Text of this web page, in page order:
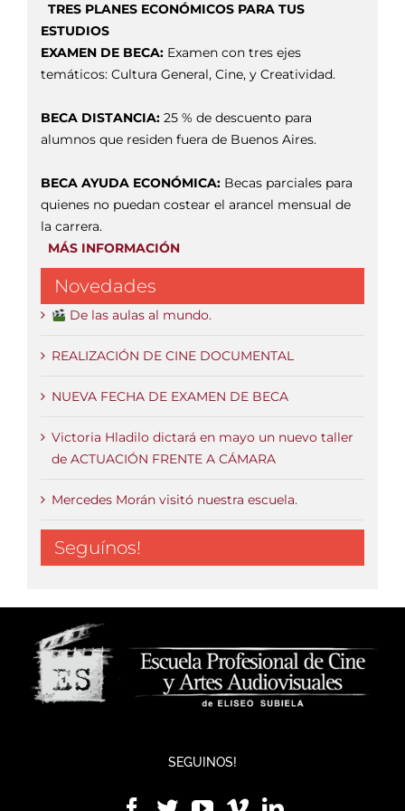
TRES PLANES ECONÓMICOS PARA TUS
ESTUDIOS
EXAMEN DE BECA: Examen con tres ejes
temáticos: Cultura General, Cine, y Creatividad.
BECA DISTANCIA: 25 % de descuento para
alumnos que residen fuera de Buenos Aires.
BECA AYUDA ECONÓMICA: Becas parciales para
quienes no puedan costear el arancel mensual de
la carrera.
MÁS INFORMACIÓN
Novedades
De las aulas al mundo.
REALIZACIÓN DE CINE DOCUMENTAL
NUEVA FECHA DE EXAMEN DE BECA
Victoria Hladilo dictará en mayo un nuevo taller
de ACTUACIÓN FRENTE A CÁMARA
Mercedes Morán visitó nuestra escuela.
Seguínos!
SEGUINOS!